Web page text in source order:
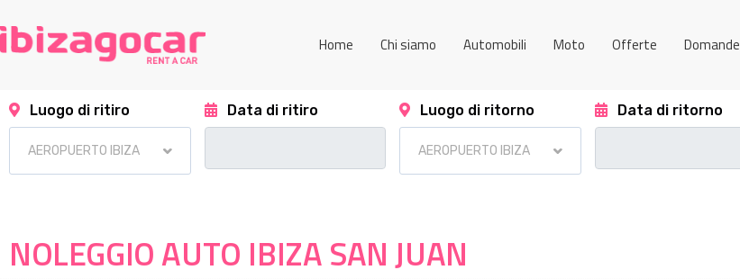
Home Chi siamo Automobili Moto Offerte Domande
Luogo di ritiro Data di ritiro Luogo di ritorno Data di ritorno
NOLEGGIO AUTO IBIZA SAN JUAN